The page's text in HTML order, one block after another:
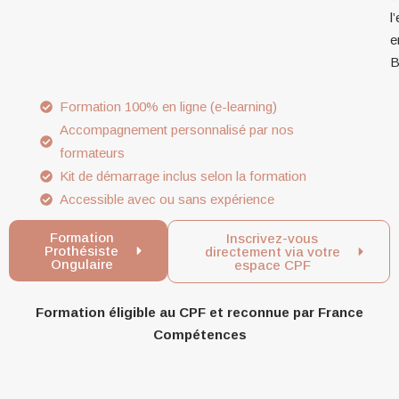
Formation 100% en ligne (e-learning)
Accompagnement personnalisé par nos
formateurs
Kit de démarrage inclus selon la formation
Accessible avec ou sans expérience
Formation
Prothésiste
Ongulaire
Inscrivez-vous
directement via votre
espace CPF
Formation éligible au CPF et reconnue par France
Compétences